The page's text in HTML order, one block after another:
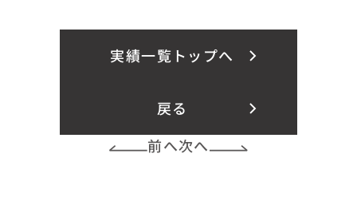
実績一覧トップへ
戻る
前へ次へ